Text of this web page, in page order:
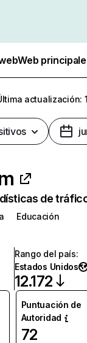
Web
actualización:
de
Educación
Rango del país:
Estados Unidos
12.172
Puntuación de
Autoridad
72